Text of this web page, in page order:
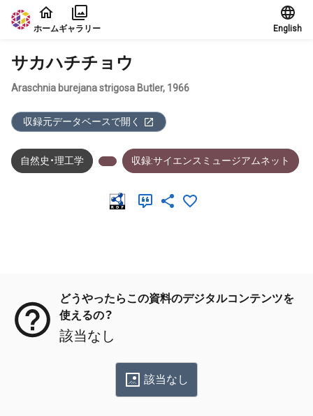
本文に飛ぶ
ホームギャラリー English
サカハチチョウ
Araschnia burejana strigosa Butler, 1966
収録元データベースで開く
自然史・理工学 収録:サイエンスミュージアムネット
どうやったらこの資料のデジタルコンテンツを
使えるの？
該当なし
該当なし